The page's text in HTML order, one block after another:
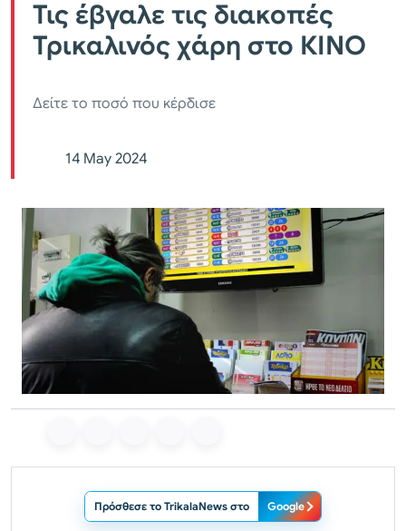
Τις έβγαλε τις διακοπές
Τρικαλινός χάρη στο ΚΙΝΟ
Δείτε το ποσό που κέρδισε
14 May 2024
Πρόσθεσε το TrikalaNews στο Google